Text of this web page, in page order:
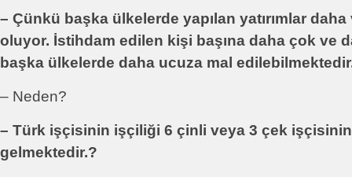
– Çünkü başka ülkelerde yapılan yatırımlar
oluyor. İstihdam edilen kişi başına daha çok ve
başka ülkelerde daha ucuza mal
– Neden?
– Türk işçisinin işçiliği 6 çinli veya 3 çek
gelmektedir.?